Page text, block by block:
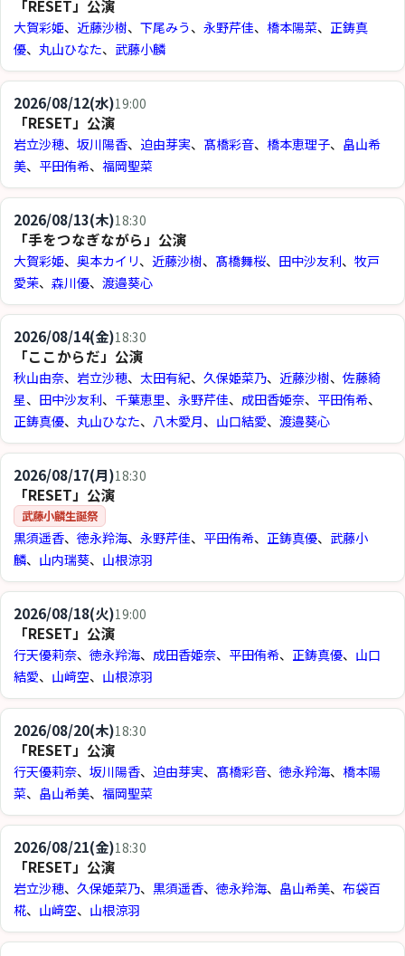
「RESET」公演
大賀彩姫、 近藤沙樹、 下尾みう、 永野芹佳、 橋本陽菜、 正鋳真
優、 丸山ひなた、 武藤小麟
2026/08/12(水)19:00
「RESET」公演
岩立沙穂、 坂川陽香、 迫由芽実、 髙橋彩音、 橋本恵理子、 畠山希
美、 平田侑希、 福岡聖菜
2026/08/13(木)18:30
「手をつなぎながら」公演
大賀彩姫、 奥本カイリ、 近藤沙樹、 髙橋舞桜、 田中沙友利、 牧戸
愛茉、 森川優、 渡邉葵心
2026/08/14(金)18:30
「ここからだ」公演
秋山由奈、 岩立沙穂、 太田有紀、 久保姫菜乃、 近藤沙樹、 佐藤綺
星、 田中沙友利、 千葉恵里、 永野芹佳、 成田香姫奈、 平田侑希、
正鋳真優、 丸山ひなた、 八木愛月、 山口結愛、 渡邉葵心
2026/08/17(月)18:30
「RESET」公演
武藤小麟生誕祭
黒須遥香、 徳永羚海、 永野芹佳、 平田侑希、 正鋳真優、 武藤小
麟、 山内瑞葵、 山根涼羽
2026/08/18(火)19:00
「RESET」公演
行天優莉奈、 徳永羚海、 成田香姫奈、 平田侑希、 正鋳真優、 山口
結愛、 山﨑空、 山根涼羽
2026/08/20(木)18:30
「RESET」公演
行天優莉奈、 坂川陽香、 迫由芽実、 髙橋彩音、 徳永羚海、 橋本陽
菜、 畠山希美、 福岡聖菜
2026/08/21(金)18:30
「RESET」公演
岩立沙穂、 久保姫菜乃、 黒須遥香、 徳永羚海、 畠山希美、 布袋百
椛、 山﨑空、 山根涼羽